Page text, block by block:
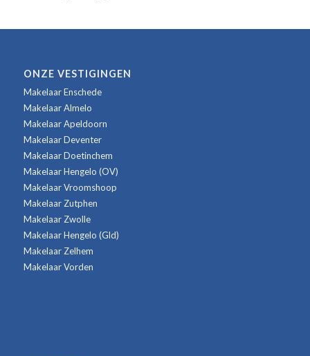
ONZE VESTIGINGEN
Makelaar Enschede
Makelaar Almelo
Makelaar Apeldoorn
Makelaar Deventer
Makelaar Doetinchem
Makelaar Hengelo (OV)
Makelaar Vroomshoop
Makelaar Zutphen
Makelaar Zwolle
Makelaar Hengelo (Gld)
Makelaar Zelhem
Makelaar Vorden